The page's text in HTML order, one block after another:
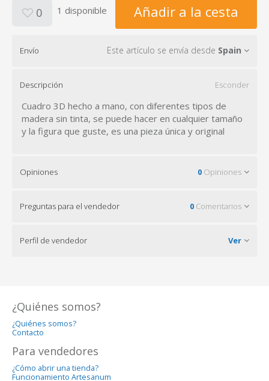
0 1 disponible Añadir a la cesta
Envío Este artículo se envía desde Spain
Descripción Esconder
Cuadro 3D hecho a mano, con diferentes tipos de
madera sin tinta, se puede hacer en cualquier tamaño
y la figura que guste, es una pieza única y original
Opiniones 0 Opiniones
Preguntas para el vendedor 0 Comentarios
Perfil de vendedor Ver
¿Quiénes somos?
¿Quiénes somos?
Contacto
Para vendedores
¿Cómo abrir una tienda?
Funcionamiento Artesanum